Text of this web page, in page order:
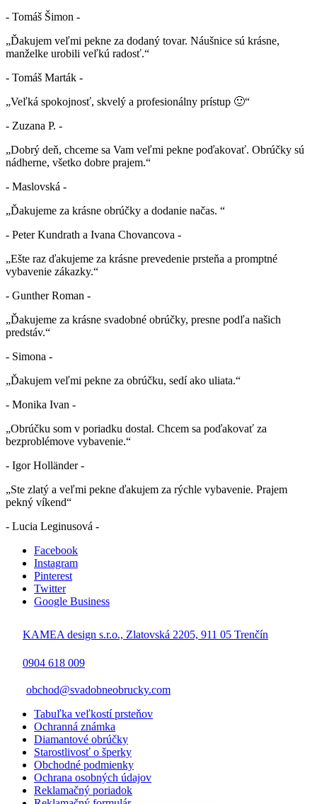
- Tomáš Šimon -
„Ďakujem veľmi pekne za dodaný tovar. Náušnice sú krásne,
manželke urobili veľkú radosť.“
- Tomáš Marták -
„Veľká spokojnosť, skvelý a profesionálny prístup 🙂“
- Zuzana P. -
„Dobrý deň, chceme sa Vam veľmi pekne poďakovať. Obrúčky sú
nádherne, všetko dobre prajem.“
- Maslovská -
„Ďakujeme za krásne obrúčky a dodanie načas. “
- Peter Kundrath a Ivana Chovancova -
„Ešte raz ďakujeme za krásne prevedenie prsteňa a promptné
vybavenie zákazky.“
- Gunther Roman -
„Ďakujeme za krásne svadobné obrúčky, presne podľa našich
predstáv.“
- Simona -
„Ďakujem veľmi pekne za obrúčku, sedí ako uliata.“
- Monika Ivan -
„Obrúčku som v poriadku dostal. Chcem sa poďakovať za
bezproblémove vybavenie.“
- Igor Holländer -
„Ste zlatý a veľmi pekne ďakujem za rýchle vybavenie. Prajem
pekný víkend“
- Lucia Leginusová -
Facebook
Instagram
Pinterest
Twitter
Google Business
KAMEA design s.r.o., Zlatovská 2205, 911 05 Trenčín
0904 618 009
obchod@svadobneobrucky.com
Tabuľka veľkostí prsteňov
Ochranná známka
Diamantové obrúčky
Starostlivosť o šperky
Obchodné podmienky
Ochrana osobných údajov
Reklamačný poriadok